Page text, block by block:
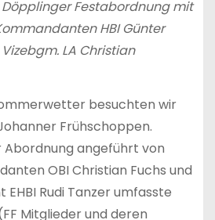
Döpplinger Festabordnung mit
HBI Günter
LA Christian
besuchten wir
Frühschoppen.
Abordnung angeführt von
OBI Christian Fuchs und
Rudi Tanzer umfasste
Mitglieder und deren